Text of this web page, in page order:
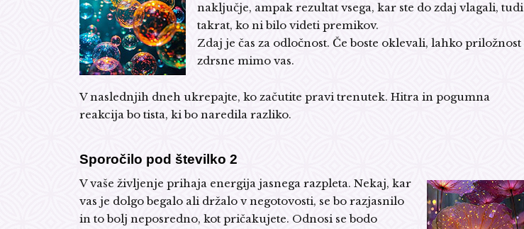
naključje, ampak rezultat vsega, kar ste do zdaj vlagali, tudi
takrat, ko ni bilo videti premikov.
Zdaj je čas za odločnost. Če boste oklevali, lahko priložnost
zdrsne mimo vas.
V naslednjih dneh ukrepajte, ko začutite pravi trenutek. Hitra in pogumna
reakcija bo tista, ki bo naredila razliko.
Sporočilo pod številko 2
V vaše življenje prihaja energija jasnega razpleta. Nekaj, kar
vas je dolgo begalo ali držalo v negotovosti, se bo razjasnilo
in to bolj neposredno, kot pričakujete. Odnosi se bodo